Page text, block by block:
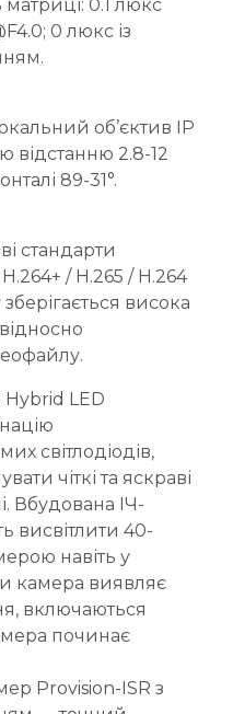
матриці: 0.1 люкс
0 люкс із
об’єктив IP
відстанню 2.8-12
89-31°.
стандарти
/ H.265 / H.264
висока
Hybrid LED
світлодіодів,
чіткі та яскраві
Вбудована ІЧ-
висвітлити 40-
навіть у
камера виявляє
включаються
починає
Provision-ISR з